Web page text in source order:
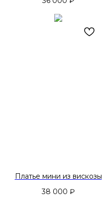
Платье мини из вискозы
38 000 ₽